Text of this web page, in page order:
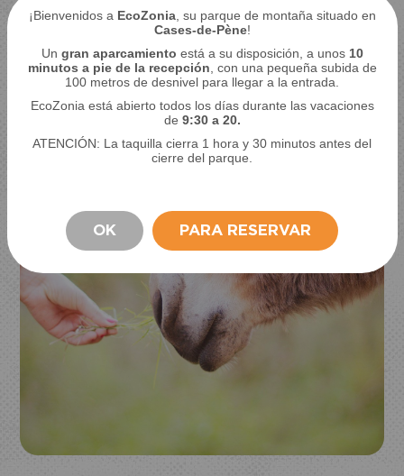
PERMANECER
¡Bienvenidos a EcoZonia, su parque de montaña situado en
Cases-de-Pène!
Un gran aparcamiento está a su disposición, a unos 10
minutos a pie de la recepción , con una pequeña subida de
100 metros de desnivel para llegar a la entrada.
EcoZonia está abierto todos los días durante las vacaciones
de 9:30 a 20.
ATENCIÓN: La taquilla cierra 1 hora y 30 minutos antes del
cierre del parque.
OK PARA RESERVAR